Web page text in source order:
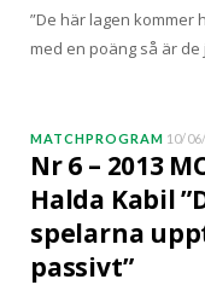
”De här lagen kommer
med en poäng så är
MATCHPROGRAM 10/
Nr 6 – 2013
Halda Kabil
spelarna
passivt”